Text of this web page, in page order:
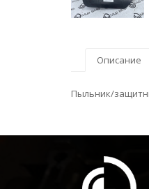
Описание
Пыльник/